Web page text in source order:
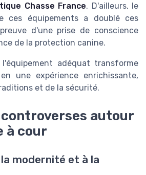
Chasse France. D'ailleurs, le
ces équipements a doublé ces
d'une prise de conscience
de la protection canine.
adéquat transforme
une expérience enrichissante,
et de la sécurité.
autour
à cour
modernité et à la